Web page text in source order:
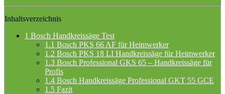
Inhaltsverzeichnis
1 Bosch Handkreissäge Test
1.1 Bosch PKS 66 AF für Heimwerker
1.2 Bosch PKS 18 LI Handkreissäge für Heimwerker
1.3 Bosch Professional GKS 65 – Handkreissäge für
Profis
1.4 Bosch Handkreissäge Professional GKT 55 GCE
1.5 Fazit